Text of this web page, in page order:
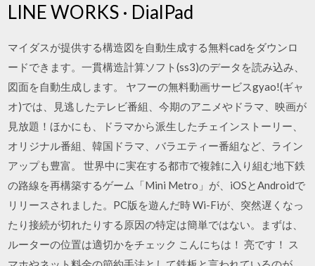
LINE WORKS · DialPad
マイダスが提供する構造図を自動生成する無料cadをダウンロ
ードできます。一貫構造計算ソフト(ss3)のデータを読み込み、
図面を自動生成します。 ヤフーの無料動画サービスgyao!(ギャ
オ)では、見逃したテレビ番組、今期のアニメやドラマ、映画が
見放題！ほかにも、ドラマから派生したチェインストーリー、
オリジナル番組、韓国ドラマ、バラエティー番組など、ライン
アップも豊富。 世界中に実在する都市で複雑に入り組む地下鉄
の路線を再構築するゲーム「Mini Metro」が、iOSとAndroidで
リリースされました。PC版を遊んだ時 Wi-Fiが、突然遅くなっ
たり接続が切れたりする原因の特定は簡単ではない。まずは、
ルーターの位置は適切かをチェック こんにちは！ 亮です！ ス